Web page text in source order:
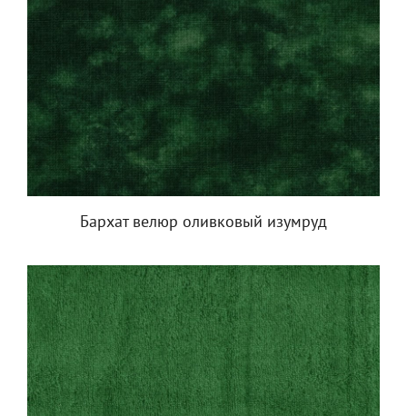
Бархат велюр оливковый изумруд